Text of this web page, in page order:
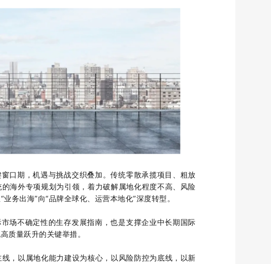
口期，机遇与挑战交织叠加。传统零散承揽项目、粗放
海外专项规划为引领，着力破解属地化程度不高、风险
务出海”向“品牌全球化、运营本地化”深度转型。
场不确定性的生存发展指南，也是支撑企业中长期国际
质量跃升的关键举措。
，以属地化能力建设为核心，以风险防控为底线，以新